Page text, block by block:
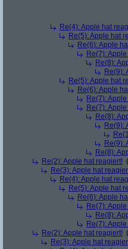
Re(4): Apple hat
Re(5): Apple hat
Re(6): Apple
Re(7):
Re(8):
Re(9):
Re(5): Apple hat
Re(6): Apple
Re(7):
Re(7):
Re(8):
Re(9):
Re(9):
Re(8):
Re(2): Apple hat reagiert! (
Re(3): Apple hat
Re(4): Apple hat
Re(5): Apple hat
Re(6): Apple
Re(7):
Re(8):
Re(7):
Re(2): Apple hat reagiert! (
Re(3): Apple hat